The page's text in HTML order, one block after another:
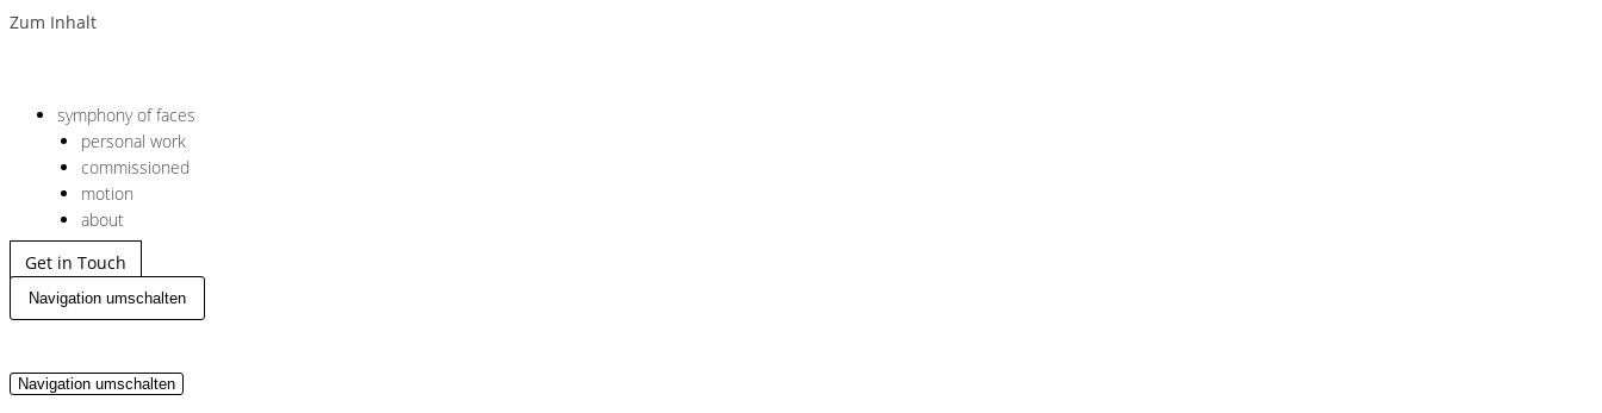
Zum Inhalt
symphony of faces
personal work
commissioned
motion
about
Get in Touch
Navigation umschalten
Navigation umschalten